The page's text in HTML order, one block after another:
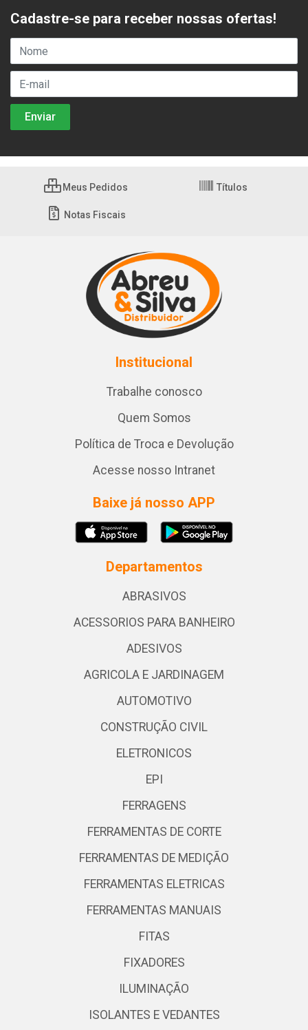
Cadastre-se para receber nossas ofertas!
Meus Pedidos Títulos
Notas Fiscais
Institucional
Trabalhe conosco
Quem Somos
Política de Troca e Devolução
Acesse nosso Intranet
Baixe já nosso APP
Departamentos
ABRASIVOS
ACESSORIOS PARA BANHEIRO
ADESIVOS
AGRICOLA E JARDINAGEM
AUTOMOTIVO
CONSTRUÇÃO CIVIL
ELETRONICOS
EPI
FERRAGENS
FERRAMENTAS DE CORTE
FERRAMENTAS DE MEDIÇÃO
FERRAMENTAS ELETRICAS
FERRAMENTAS MANUAIS
FITAS
FIXADORES
ILUMINAÇÃO
ISOLANTES E VEDANTES